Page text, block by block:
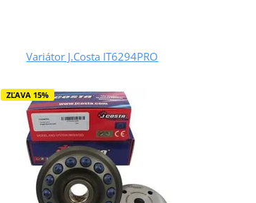
Variátor J.Costa IT6294PRO
ZĽAVA 15%